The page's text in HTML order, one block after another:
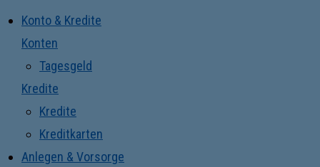
Konto & Kredite
Konten
Tagesgeld
Kredite
Kredite
Kreditkarten
Anlegen & Vorsorge